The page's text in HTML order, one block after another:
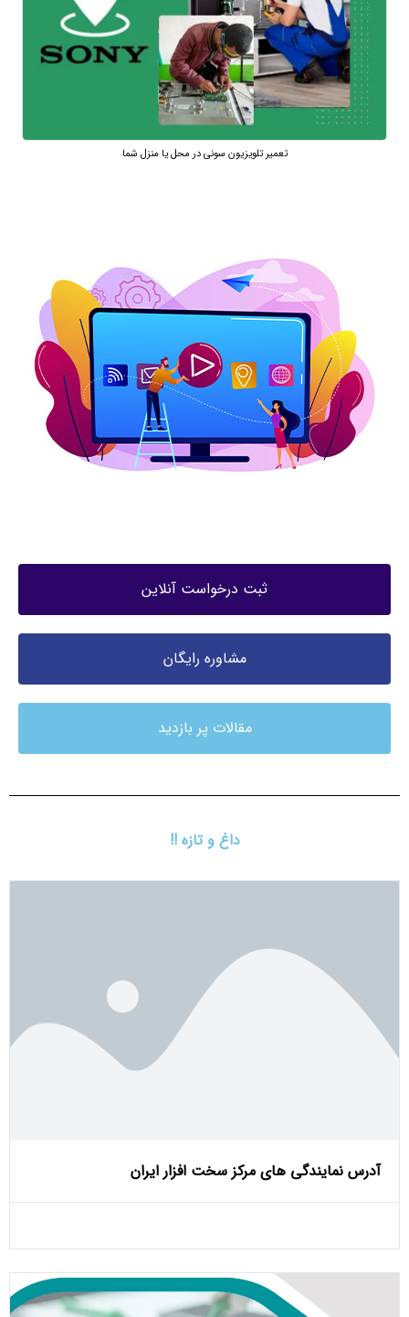
تعمیر تلویزیون سونی در محل یا منزل شما
ثبت درخواست آنلاین
مشاوره رایگان
مقالات پر بازدید
داغ و تازه !!
آدرس نمایندگی های مرکز سخت افزار ایران